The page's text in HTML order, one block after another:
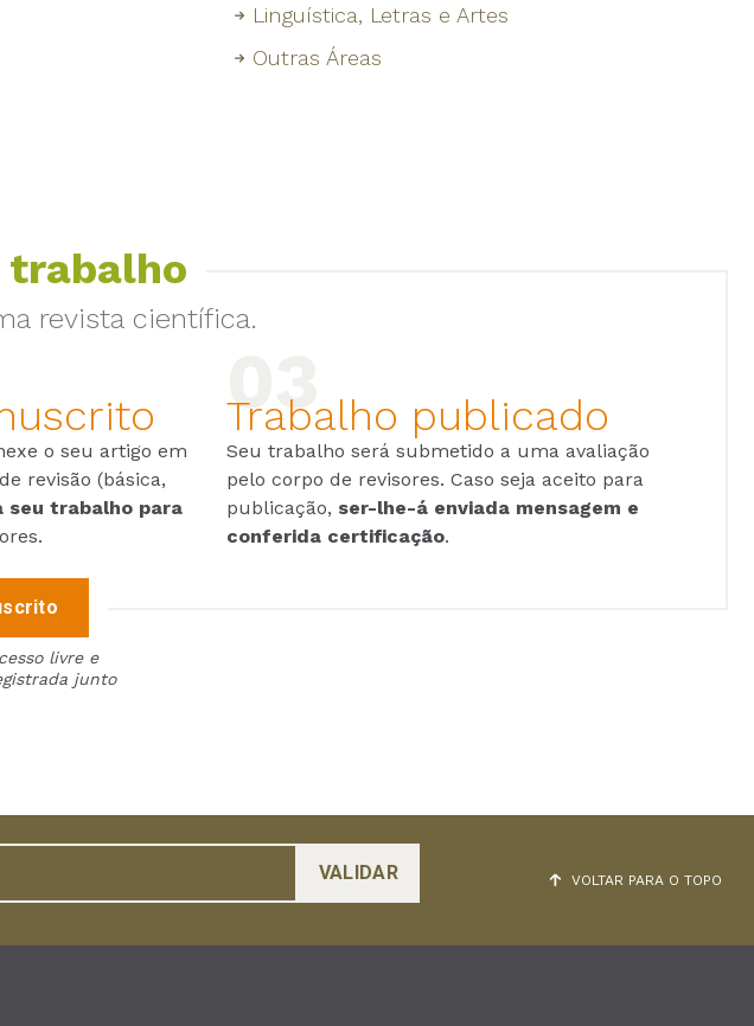
Linguística, Letras e Artes
Outras Áreas
trabalho
revista científica.
o seu artigo em
revisão (básica,
seu trabalho para
Trabalho publicado
Seu trabalho será submetido a uma avaliação
pelo corpo de revisores. Caso seja aceito para
publicação, ser-lhe-á enviada mensagem e
conferida certificação.
livre e
junto
VOLTAR PARA O TOPO